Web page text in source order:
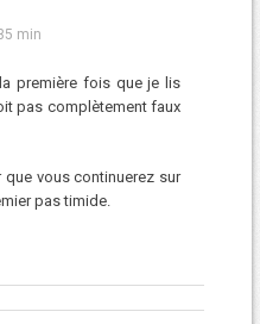
min
première fois que je lis
pas complètement faux
que vous continuerez sur
pas timide.